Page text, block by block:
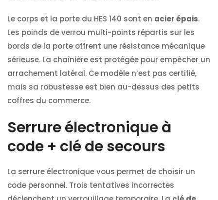
Le corps et la porte du HES 140 sont en acier épais.
Les poinds de verrou multi-points répartis sur les
bords de la porte offrent une résistance mécanique
sérieuse. La chaînière est protégée pour empêcher un
arrachement latéral. Ce modèle n’est pas certifié,
mais sa robustesse est bien au-dessus des petits
coffres du commerce.
Serrure électronique à
code + clé de secours
La serrure électronique vous permet de choisir un
code personnel. Trois tentatives incorrectes